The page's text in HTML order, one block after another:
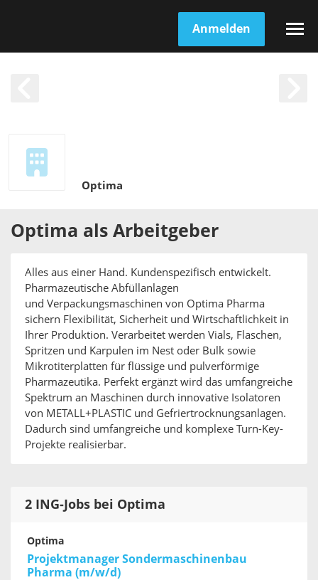
Anmelden
Optima
Optima als Arbeitgeber
Alles aus einer Hand. Kundenspezifisch entwickelt.
Pharmazeutische Abfüllanlagen
und Verpackungsmaschinen von Optima Pharma
sichern Flexibilität, Sicherheit und Wirtschaftlichkeit in
Ihrer Produktion. Verarbeitet werden Vials, Flaschen,
Spritzen und Karpulen im Nest oder Bulk sowie
Mikrotiterplatten für flüssige und pulverförmige
Pharmazeutika. Perfekt ergänzt wird das umfangreiche
Spektrum an Maschinen durch innovative Isolatoren
von METALL+PLASTIC und Gefriertrocknungsanlagen.
Dadurch sind umfangreiche und komplexe Turn-Key-
Projekte realisierbar.
2 ING-Jobs bei Optima
Optima
Projektmanager Sondermaschinenbau
Pharma (m/w/d)